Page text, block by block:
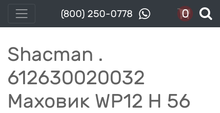
(800) 250-0778 0
Shacman .
612630020032
Маховик WP12 H 56